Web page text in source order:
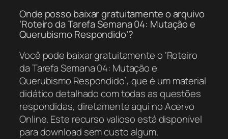
Onde posso baixar gratuitamente o arquivo
‘Roteiro da Tarefa Semana 04: Mutação e
Querubismo Respondido’?
Você pode baixar gratuitamente o ‘Roteiro
da Tarefa Semana 04: Mutação e
Querubismo Respondido’, que é um material
didático detalhado com todas as questões
respondidas, diretamente aqui no Acervo
Online. Este recurso valioso está disponível
para download sem custo algum.